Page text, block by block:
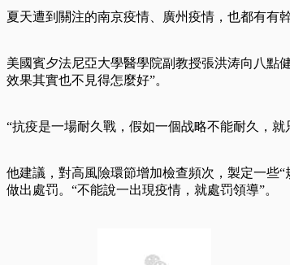
夏天遭到關注的南京疫情、廣州疫情，也都有有
美國賓夕法尼亞大學醫學院副教授張洪涛向八點
效果其實也不見得怎麼好”。
“抗疫是一場耐久戰，假如一個战略不能耐久，就
他建議，對高風險環節增加檢查頻次，製定一些
做出處罚。“不能說一出現疫情，就處罚領導”。